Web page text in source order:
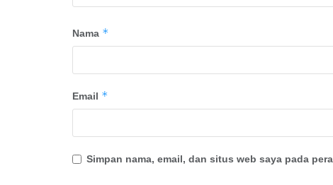
Nama *
Email *
Simpan nama, email, dan situs web saya pada